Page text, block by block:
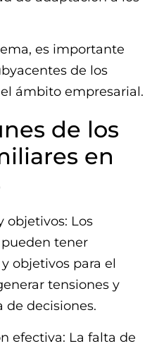
es importante
de los
ámbito empresarial.
de los
en
objetivos: Los
tener
objetivos para el
tensiones y
de decisiones.
efectiva: La falta de